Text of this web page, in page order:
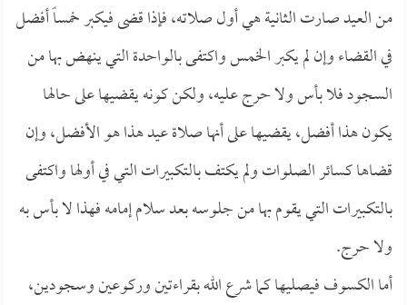
من العيد صارت الثانية هي أول صلاته، فإذا قضى فيكبر خمساً أفضل
في القضاء وإن لم يكبر الخمس واكتفى بالواحدة التي ينهض بها من
السجود فلا بأس ولا حرج عليه، ولكن كونه يقضيها على حالها
يكون هذا أفضل، يقضيها على أنها صلاة عيد هذا هو الأفضل، وإن
قضاها كسائر الصلوات ولم يكتف بالتكبيرات التي في أولها واكتفى
بالتكبيرات التي يقوم بها من جلوسه بعد سلام إمامه فهذا لا بأس به
ولا حرج.
أما الكسوف فيصليها كما شرع الله بقراءتين وركوعين وسجودين،